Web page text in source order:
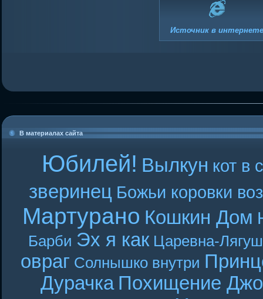
Источник в
В материалах сайта
Юбилей! Вылкун кот в
зверинец Божьи коровки
Мартурано Кошкин Дом
Барби Эх я как Царевна-
овраг Солнышко внутри
Дурачка Похищение